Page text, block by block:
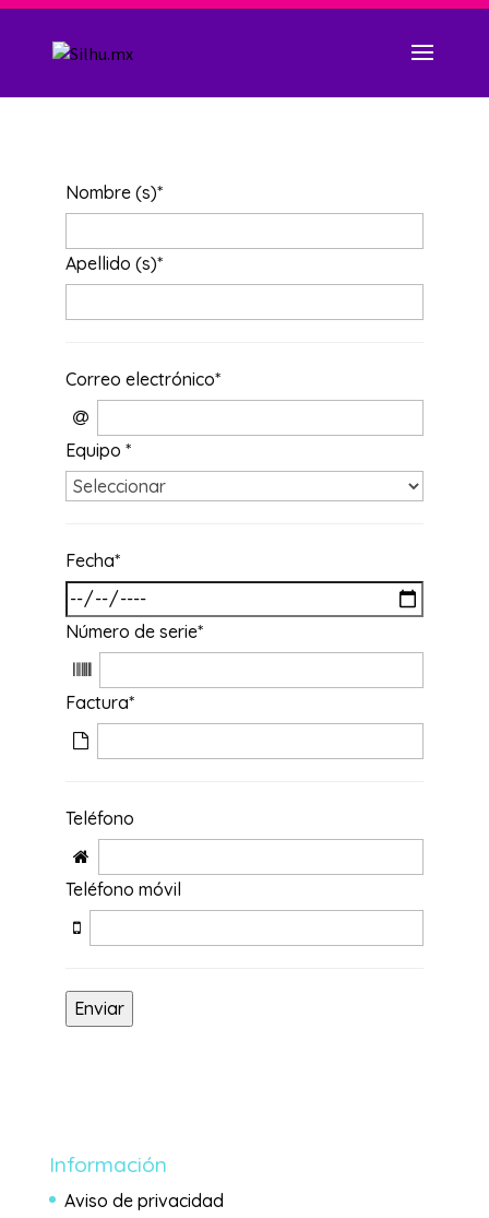
Nombre (s)*
Apellido (s)*
Correo electrónico*
Equipo *
Fecha*
Número de serie*
Factura*
Teléfono
Teléfono móvil
Enviar
Información
Aviso de privacidad